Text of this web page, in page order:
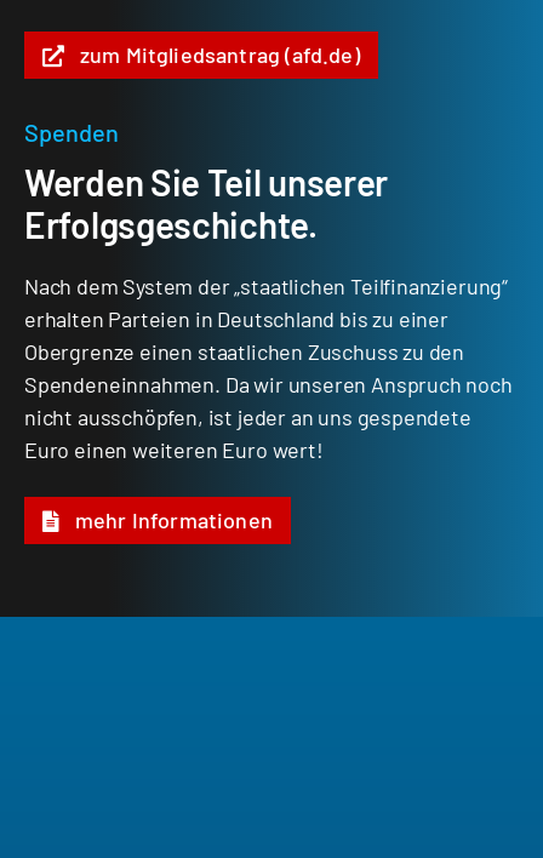
zum Mitgliedsantrag (afd.de)
Spenden
Werden Sie Teil unserer
Erfolgsgeschichte.
Nach dem System der „staatlichen Teilfinanzierung“
erhalten Parteien in Deutschland bis zu einer
Obergrenze einen staatlichen Zuschuss zu den
Spendeneinnahmen. Da wir unseren Anspruch noch
nicht ausschöpfen, ist jeder an uns gespendete
Euro einen weiteren Euro wert!
mehr Informationen